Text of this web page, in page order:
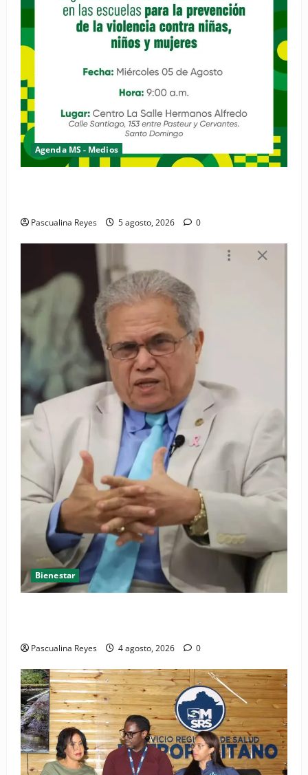
Agenda MS - Medios
Pascualina Reyes 5 agosto, 2026 0
Bienestar
Pascualina Reyes 4 agosto, 2026 0